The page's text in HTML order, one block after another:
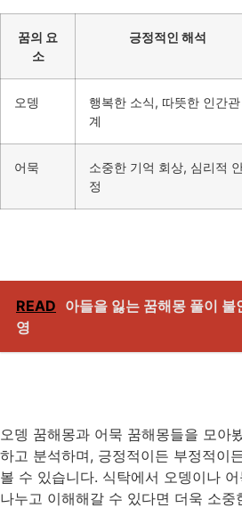
꿈의 요
소
긍정적인 해석
오뎅
행복한 소식, 따뜻한 인간관
계
어묵
소중한 기억 회상, 심리적
정
READ 아들을 잃는 꿈해몽 풀이 불
영
오뎅 꿈해몽과 어묵 꿈해몽들을 모아
하고 분석하며, 긍정적이든 부정적이
볼 수 있습니다. 식탁에서 오뎅이나
나누고 이해해갈 수 있다면 더욱 소중